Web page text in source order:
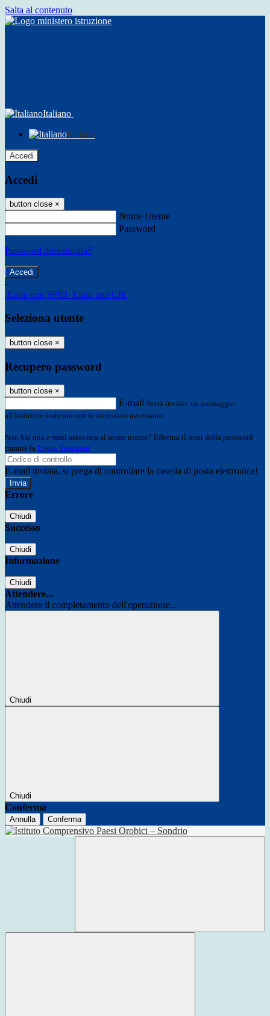
Salta al contenuto
Italiano
Italiano
Accedi
Accedi
button close ×
Nome Utente
Password
Password dimenticata?
-
Entra con SPID Entra con CIE
Seleziona utente
button close ×
Recupero password
button close ×
E-mail Verrà inviato un messaggio
all'indirizzo indicato con le istruzioni necessarie.
Non hai una e-mail associata al nome utente? Effettua il reset della password
tramite la Login Spaggiari
E-mail inviata, si prega di controllare la casella di posta elettronica!
Errore
Chiudi
Successo
Chiudi
Informazione
Chiudi
Attendere...
Attendere il completamento dell'operazione...
Chiudi
Chiudi
Conferma
Annulla Conferma